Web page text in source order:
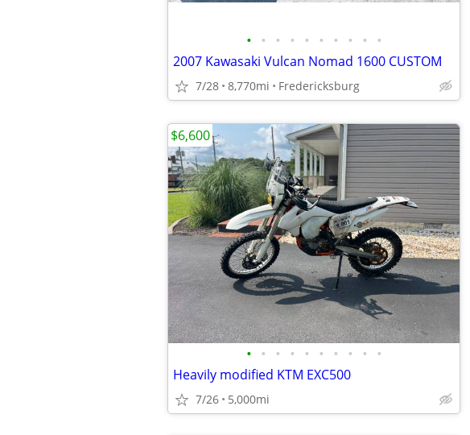
• • • • • • • • • •
2007 Kawasaki Vulcan Nomad 1600 CUSTOM
7/28 8,770mi Fredericksburg
• • • • • • • • • •
Heavily modified KTM EXC500
7/26 5,000mi
$6,600